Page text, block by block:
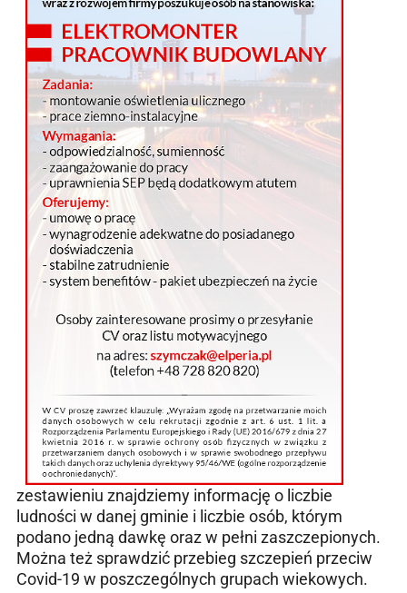
zestawieniu znajdziemy informację o liczbie
ludności w danej gminie i liczbie osób, którym
podano jedną dawkę oraz w pełni zaszczepionych.
Można też sprawdzić przebieg szczepień przeciw
Covid-19 w poszczególnych grupach wiekowych.